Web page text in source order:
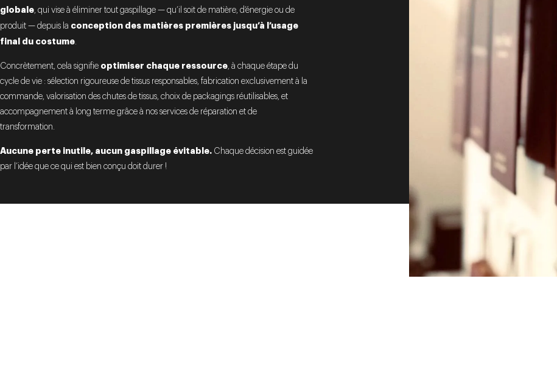
globale, qui vise à éliminer tout gaspillage — qu’il soit de matière, d’énergie ou de
produit — depuis la conception des matières premières jusqu’à l’usage
final du costume.
Concrètement, cela signifie optimiser chaque ressource, à chaque étape du
cycle de vie : sélection rigoureuse de tissus responsables, fabrication exclusivement à la
commande, valorisation des chutes de tissus, choix de packagings réutilisables, et
accompagnement à long terme grâce à nos services de réparation et de
transformation.
Aucune perte inutile, aucun gaspillage évitable. Chaque décision est guidée
par l’idée que ce qui est bien conçu doit durer !